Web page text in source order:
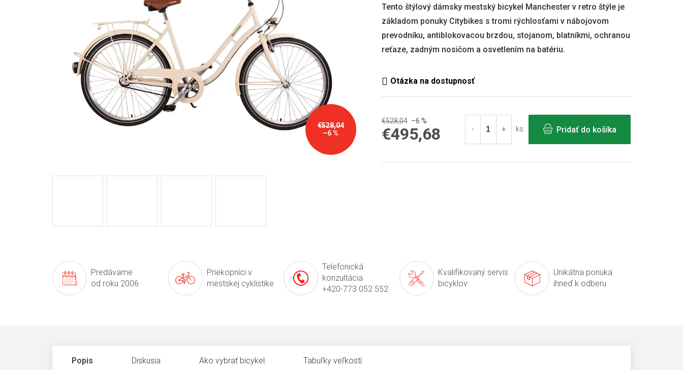
€528,04
–6 %
Tento štýlový dámsky mestský bicykel Manchester v retro štýle je
základom ponuky Citybikes s tromi rýchlosťami v nábojovom
prevodníku, antiblokovacou brzdou, stojanom, blatníkmi, ochranou
reťaze, zadným nosičom a osvetlením na batériu.
0,0
5
hviezdičiek.
€528,04 –6 %
€495,68 ks Pridať do košíka
Predávame
od roku 2006
Priekopníci v
mestskej cyklistike
Telefonická
konzultácia
+420-773 052 552
Kvalifikovaný servis
bicyklov
Unikátna ponuka
ihneď k odberu
Popis Diskusia Ako vybrať bicykel Tabuľky veľkostí